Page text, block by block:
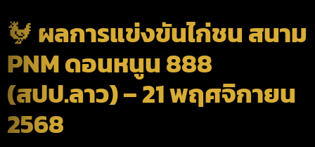
🐓 ผลการแข่งขันไก่ชน สนาม
PNM ดอนหนูน 888
(สปป.ลาว) – 21 พฤศจิกายน
2568